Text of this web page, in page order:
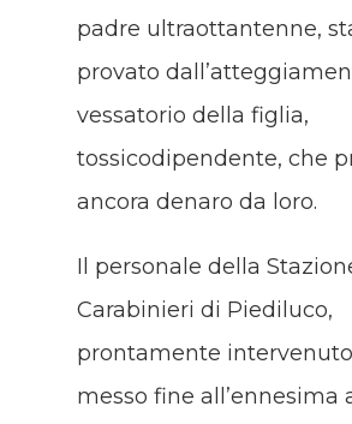
padre ultraottantenne,
provato
vessatorio della figlia,
tossicodipendente, che
ancora denaro da loro.
Il personale della
Carabinieri di Piediluco,
prontamente
messo fine all’ennesima